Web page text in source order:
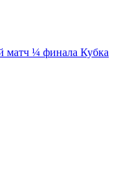
матч ¼ финала Кубка